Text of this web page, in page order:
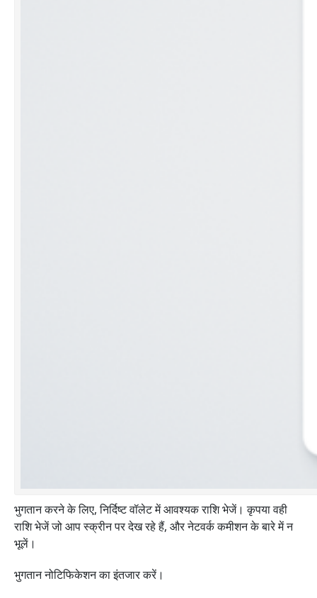
भुगतान करने के लिए, निर्दिष्ट वॉलेट में आवश्यक राशि भेजें। कृपया वही
राशि भेजें जो आप स्क्रीन पर देख रहे हैं, और नेटवर्क कमीशन के बारे में न
भूलें।
भुगतान नोटिफिकेशन का इंतजार करें।